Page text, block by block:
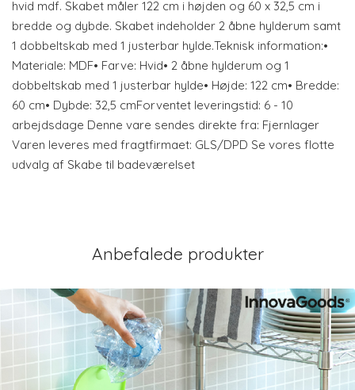
hvid mdf. Skabet måler 122 cm i højden og 60 x 32,5 cm i
bredde og dybde. Skabet indeholder 2 åbne hylderum samt
1 dobbeltskab med 1 justerbar hylde.Teknisk information:•
Materiale: MDF• Farve: Hvid• 2 åbne hylderum og 1
dobbeltskab med 1 justerbar hylde• Højde: 122 cm• Bredde:
60 cm• Dybde: 32,5 cmForventet leveringstid: 6 - 10
arbejdsdage Denne vare sendes direkte fra: Fjernlager
Varen leveres med fragtfirmaet: GLS/DPD Se vores flotte
udvalg af Skabe til badeværelset
Anbefalede produkter